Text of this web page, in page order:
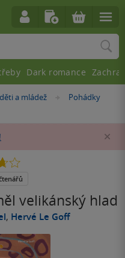
a mládež »Pohádky
velikánský hlad
, Hervé Le Goff
Dark romance